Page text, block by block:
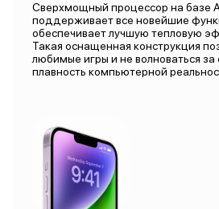
Сверхмощный процессор на базе
поддерживает все новейшие
обеспечивает лучшую тепловую
Такая оснащенная конструкция
любимые игры и не волноваться за
плавность компьютерной